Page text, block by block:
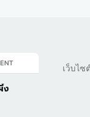
ง
เว็บไซ